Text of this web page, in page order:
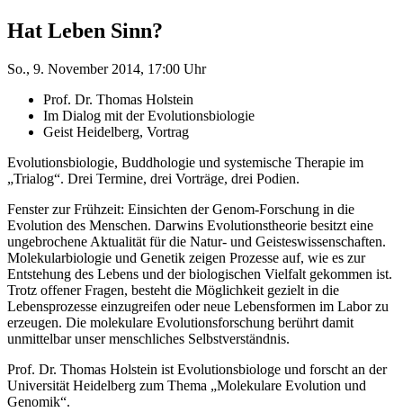
Hat Leben Sinn?
So., 9. November 2014, 17:00 Uhr
Prof. Dr. Thomas Holstein
Im Dialog mit der Evolutionsbiologie
Geist Heidelberg, Vortrag
Evolutionsbiologie, Buddhologie und systemische Therapie im
„Trialog“. Drei Termine, drei Vorträge, drei Podien.
Fenster zurFrühzeit: Einsichten der Genom-Forschung in die
Evolution des Menschen. Darwins Evolutionstheorie besitzt eine
ungebrochene Aktualität für die Natur- und Geisteswissenschaften.
Molekularbiologie und Genetik zeigen Prozesse auf, wie es zur
Entstehung des Lebens und der biologischen Vielfalt gekommen ist.
Trotz offener Fragen, besteht die Möglichkeit gezielt in die
Lebensprozesse einzugreifen oder neue Lebensformen im Labor zu
erzeugen. Die molekulare Evolutionsforschung berührt damit
unmittelbar unser menschliches Selbstverständnis.
Prof. Dr. Thomas Holstein ist Evolutionsbiologe und forscht an der
Universität Heidelberg zum Thema „Molekulare Evolution und
Genomik“.